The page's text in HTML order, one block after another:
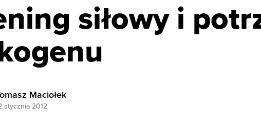
siłowy i
Maciołek
stycznia 2012